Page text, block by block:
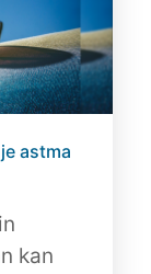
astma
kan